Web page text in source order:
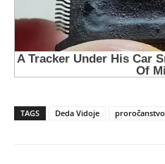
TAGS Deda Vidoje proročanstvo